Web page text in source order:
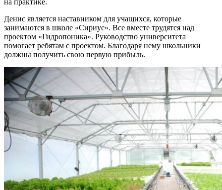
Денис является наставником для учащихся, которые
занимаются в школе «Сириус». Все вместе трудятся над
проектом «Гидропоника». Руководство университета
помогает ребятам с проектом. Благодаря нему школьники
должны получить свою первую прибыль.